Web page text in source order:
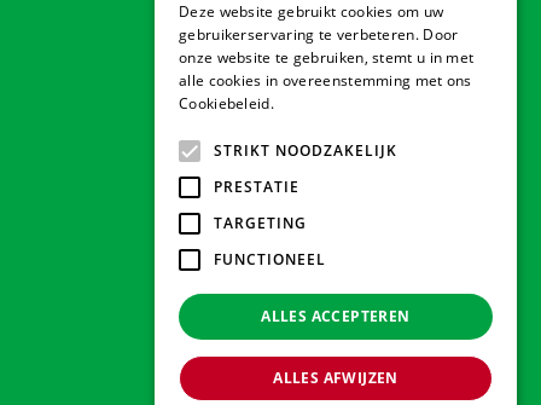
Veilig betalen
Contact & Openingstijden
Tuindorado Gorredijk
Tuindorado Wolvega
© 2026 Tuindorado
Deze website gebruikt cookies om uw
gebruikerservaring te verbeteren. Door
onze website te gebruiken, stemt u in met
alle cookies in overeenstemming met ons
Cookiebeleid.
STRIKT NOODZAKELIJK
PRESTATIE
TARGETING
FUNCTIONEEL
ALLES ACCEPTEREN
ALLES AFWIJZEN